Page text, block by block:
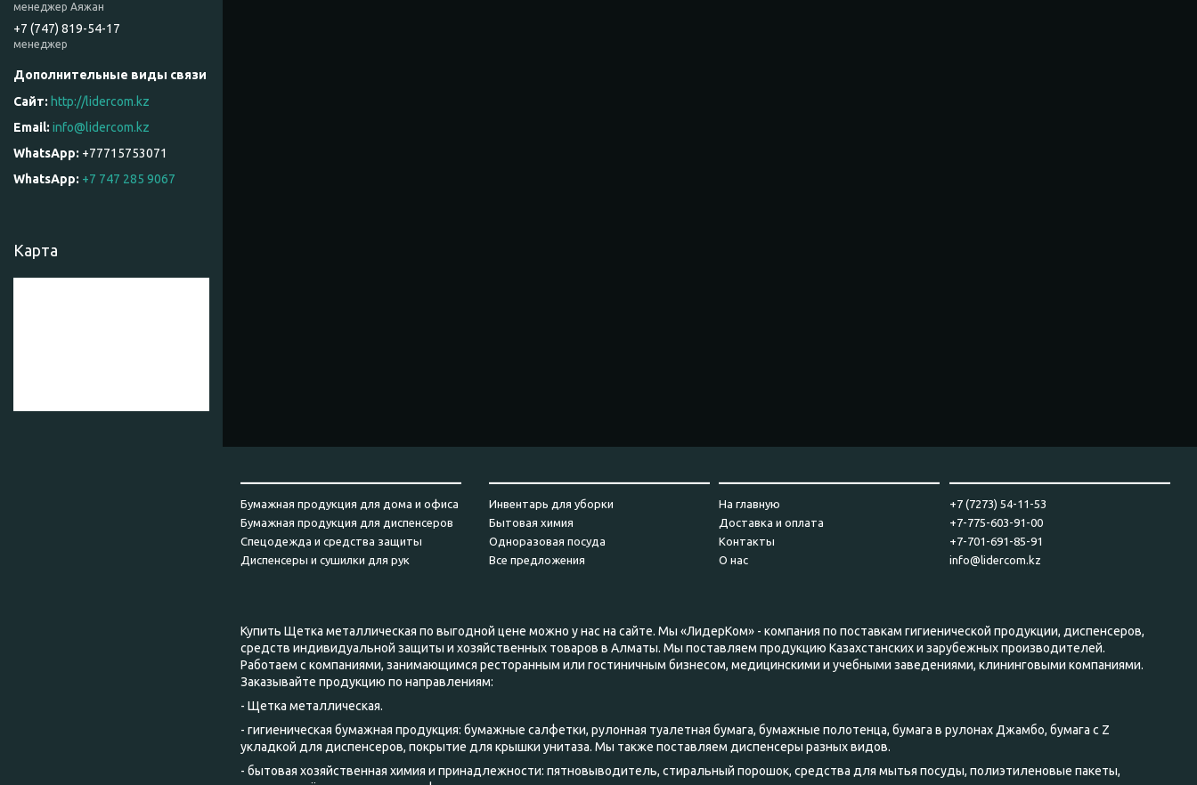
менеджер Аяжан
+7 (747) 819-54-17
менеджер
http://lidercom.kz
info@lidercom.kz
+77715753071
WhatsApp +7 747 285 9067
Карта
Бумажная продукция для дома и офиса
Бумажная продукция для диспенсеров
Спецодежда и средства защиты
Диспенсеры и сушилки для рук
Инвентарь для уборки
Бытовая химия
Одноразовая посуда
Все предложения
На главную
Доставка и оплата
Контакты
О нас
+7 (7273) 54-11-53
+7-775-603-91-00
+7-701-691-85-91
info@lidercom.kz
Купить Щетка металлическая по выгодной цене можно у нас на сайте. Мы «ЛидерКом» - компания по поставкам гигиенической продукции, диспенсеров,
средств индивидуальной защиты и хозяйственных товаров в Алматы. Мы поставляем продукцию Казахстанских и зарубежных производителей.
Работаем с компаниями, занимающимся ресторанным или гостиничным бизнесом, медицинскими и учебными заведениями, клининговыми компаниями.
Заказывайте продукцию по направлениям:
- Щетка металлическая.
- гигиеническая бумажная продукция: бумажные салфетки, рулонная туалетная бумага, бумажные полотенца, бумага в рулонах Джамбо, бумага с Z
укладкой для диспенсеров, покрытие для крышки унитаза. Мы также поставляем диспенсеры разных видов.
- бытовая хозяйственная химия и принадлежности: пятновыводитель, стиральный порошок, средства для мытья посуды, полиэтиленовые пакеты,